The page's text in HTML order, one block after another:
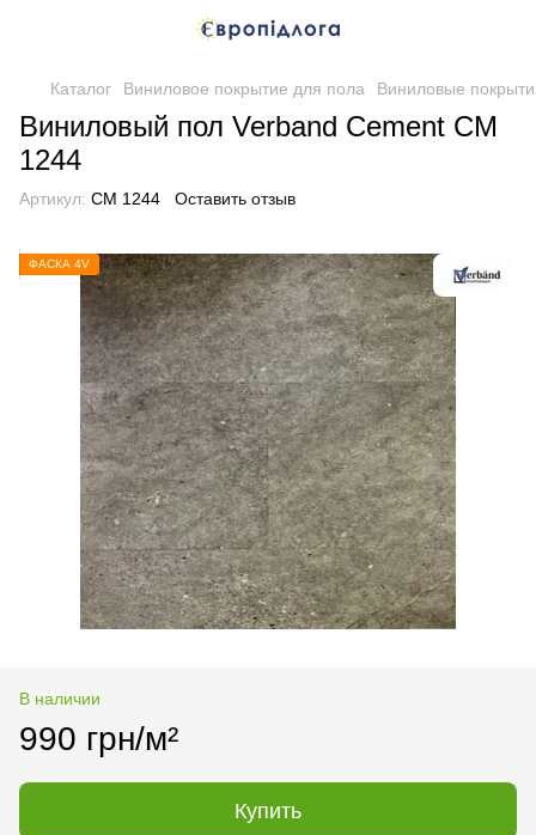
Каталог Виниловое покрытие для пола Виниловые
Виниловый пол Verband Cement CM
1244
Артикул: CM 1244 Оставить отзыв
ФАСКА 4V
В наличии
990 грн/м²
Купить